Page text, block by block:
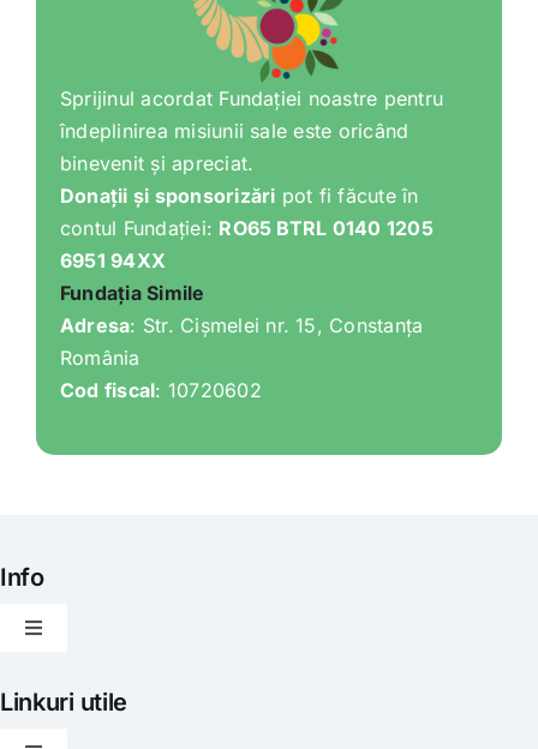
Sprijinul acordat Fundației noastre pentru
îndeplinirea misiunii sale este oricând
binevenit și apreciat.
Donații și sponsorizări pot fi făcute în
contul Fundației: RO65 BTRL 0140 1205
6951 94XX
Fundația Simile
Adresa: Str. Cișmelei nr. 15, Constanța
România
Cod fiscal: 10720602
Info
Toggle
Articole
Linkuri utile